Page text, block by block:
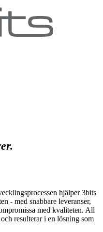
.
hjälper 3bits
- med snabbare leveranser,
med kvaliteten. All
resulterar i en lösning som